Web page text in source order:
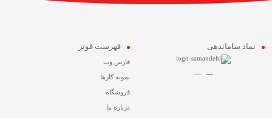
نماد ساماندهی فهرست فوتر
فارس وب
نمونه کارها
فروشگاه
درباره ما